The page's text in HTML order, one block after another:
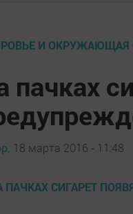
И ОКРУЖАЮЩАЯ
пачках
18 марта 2016 - 11:48